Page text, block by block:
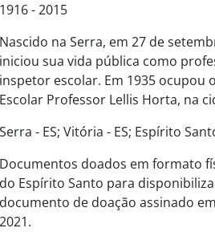
1916 - 2015
Nascido na Serra, em 27 de
iniciou sua vida pública como
inspetor escolar. Em 1935 ocupou
Escolar Professor Lellis Horta, na
Serra - ES; Vitória - ES; Espírito
Documentos doados em formato
do Espírito Santo para
documento de doação assinado
2021.